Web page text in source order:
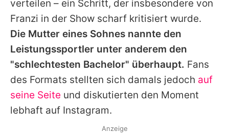
verteilen – ein Schritt, der insbesondere von
Franzi in der Show scharf kritisiert wurde.
Die Mutter eines Sohnes nannte den
Leistungssportler unter anderem den
"schlechtesten Bachelor" überhaupt. Fans
des Formats stellten sich damals jedoch auf
seine Seite und diskutierten den Moment
lebhaft auf Instagram.
Anzeige